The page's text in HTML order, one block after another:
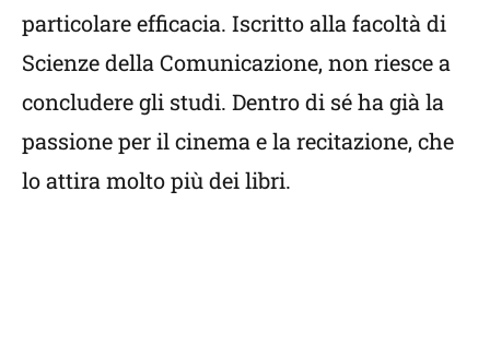
particolare efficacia. Iscritto alla facoltà di
Scienze della Comunicazione, non riesce a
concludere gli studi. Dentro di sé ha già la
passione per il cinema e la recitazione, che
lo attira molto più dei libri.